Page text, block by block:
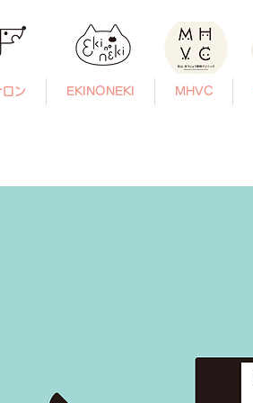
ロン EKINONEKI MHVC